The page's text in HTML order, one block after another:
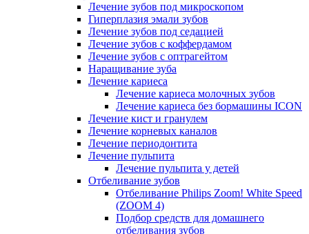
Лечение зубов под микроскопом
Гиперплазия эмали зубов
Лечение зубов под седацией
Лечение зубов с коффердамом
Лечение зубов с оптрагейтом
Наращивание зуба
Лечение кариеса
Лечение кариеса молочных зубов
Лечение кариеса без бормашины ICON
Лечение кист и гранулем
Лечение корневых каналов
Лечение периодонтита
Лечение пульпита
Лечение пульпита у детей
Отбеливание зубов
Отбеливание Philips Zoom! White Speed
(ZOOM 4)
Подбор средств для домашнего
отбеливания зубов